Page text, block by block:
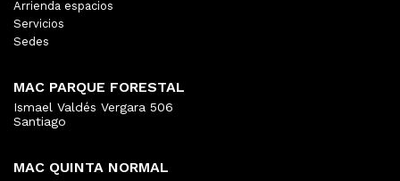
Arrienda espacios
Servicios
Sedes
MAC PARQUE FORESTAL
Ismael Valdés Vergara 506
Santiago
MAC QUINTA NORMAL